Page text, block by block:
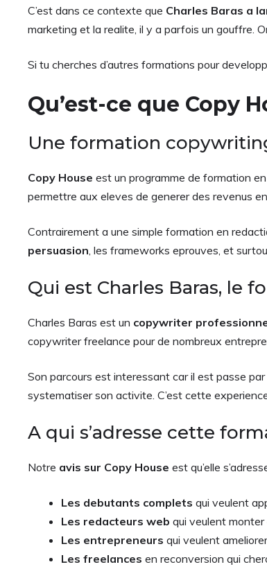
C’est dans ce contexte que Charles Baras a
marketing et la realite, il y a parfois un gouffre.
Si tu cherches d’autres formations pour
Qu’est-ce que Copy
Une formation
Copy House est un programme de formation
permettre aux eleves de generer des revenus
Contrairement a une simple formation en
persuasion , les frameworks eprouves, et
Qui est Charles Baras, le
Charles Baras est un copywriter
copywriter freelance pour de nombreux
Son parcours est interessant car il est passe
systematiser son activite. C’est cette
A qui s’adresse cette
Notre avis sur Copy House est qu’elle
Les debutants complets qui veulent
Les redacteurs web qui veulent
Les entrepreneurs qui veulent
Les freelances en reconversion qui